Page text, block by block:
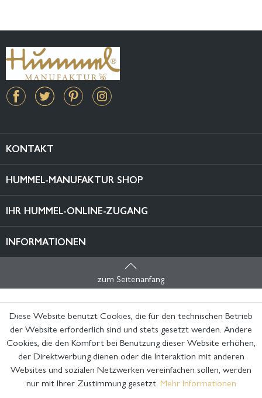
KONTAKT
HUMMEL-MANUFAKTUR SHOP
IHR HUMMEL-ONLINE-ZUGANG
INFORMATIONEN
zum Seitenanfang
Diese Website benutzt Cookies, die für den technischen Betrieb
der Website erforderlich sind und stets gesetzt werden. Andere
Cookies, die den Komfort bei Benutzung dieser Website erhöhen,
der Direktwerbung dienen oder die Interaktion mit anderen
Websites und sozialen Netzwerken vereinfachen sollen, werden
nur mit Ihrer Zustimmung gesetzt. Mehr Informationen